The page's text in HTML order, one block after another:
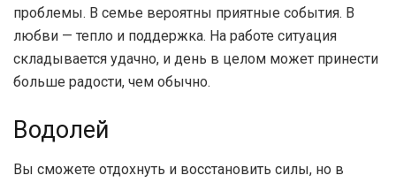
проблемы. В семье вероятны приятные события. В
любви — тепло и поддержка. На работе ситуация
складывается удачно, и день в целом может принести
больше радости, чем обычно.
Водолей
Вы сможете отдохнуть и восстановить силы, но в